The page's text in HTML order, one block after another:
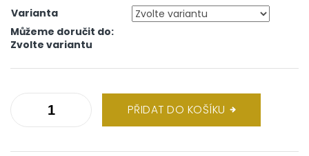
cena:
Varianta
Můžeme doručit do:
Zvolte variantu
PŘIDAT DO KOŠÍKU